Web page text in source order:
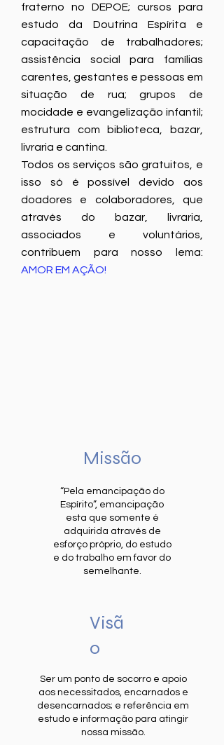
fraterno no DEPOE; cursos para
estudo da Doutrina Espírita e
capacitação de trabalhadores;
assistência social para famílias
carentes, gestantes e pessoas em
situação de rua; grupos de
mocidade e evangelização infantil;
estrutura com biblioteca, bazar,
livraria e cantina.
Todos os serviços são gratuitos, e
isso só é possível devido aos
doadores e colaboradores, que
através do bazar, livraria,
associados e voluntários,
contribuem para nosso lema:
AMOR EM AÇÃO!
Missão
“Pela emancipação do
Espírito”, emancipação
esta que somente é
adquirida através de
esforço próprio, do estudo
e do trabalho em favor do
semelhante.
Visã
o
Ser um ponto de socorro e apoio
aos necessitados, encarnados e
desencarnados; e referência em
estudo e informação para atingir
nossa missão.